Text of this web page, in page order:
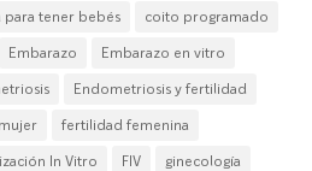
para tener bebés
coito programado
Embarazo
Embarazo en vitro
Endometriosis y fertilidad
fertilidad femenina
In Vitro FIV
ginecología